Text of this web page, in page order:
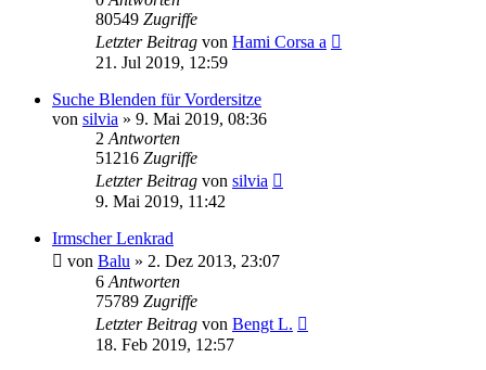
80549 Zugriffe
Letzter Beitrag von Hami Corsa a
21. Jul 2019, 12:59
Suche Blenden für Vordersitze
von silvia » 9. Mai 2019, 08:36
2 Antworten
51216 Zugriffe
Letzter Beitrag von silvia
9. Mai 2019, 11:42
Irmscher Lenkrad
von Balu » 2. Dez 2013, 23:07
6 Antworten
75789 Zugriffe
Letzter Beitrag von Bengt L.
18. Feb 2019, 12:57